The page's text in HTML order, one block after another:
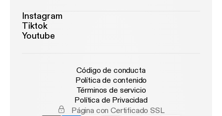
Instagram
Tiktok
Youtube
Código de conducta
Política de contenido
Términos de servicio
Política de Privacidad
Página con Certificado SSL